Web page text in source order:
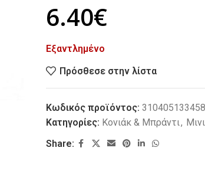
6.40€
Εξαντλημένο
Πρόσθεσε στην λίστα
Κωδικός προϊόντος:
Κατηγορίες: Κονιάκ & Μπράντι,
Share: